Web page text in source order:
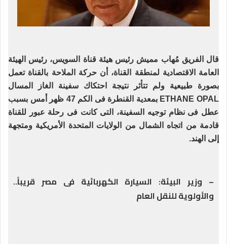
قال الفريق مُهاب مميش رئيس هيئة قناة السويس، رئيس الهيئة
العامة الاقتصادية لمنطقة القناة، أن حركة الملاحة بالقناة تعمل
بصورة طبيعية ولم تتأثر نتيجة احتكاك سفينة الغاز المسال
ETHANE OPAL بمعدية القنطرة فى الكم 47 ظهر أمس بسبب
عطل فى نظام توجيه السفينة، التى كانت فى رحلة عبور للقناة
قادمة من اتجاه الشمال من الولايات المتحدة الأمريكية ومتجهة
إلى الهند.
– وزير البيئة: السيارة الكهربائية فى مصر قريباً..
والأولوية للنقل العام